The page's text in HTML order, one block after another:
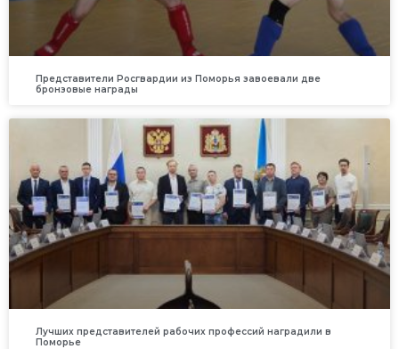
Представители Росгвардии из Поморья завоевали две
бронзовые награды
Лучших представителей рабочих профессий наградили в
Поморье